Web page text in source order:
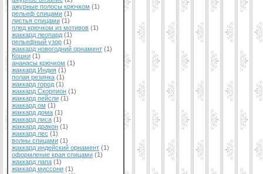
ажурные полосы крючком (1)
рельеф спицами (1)
листья спицами (1)
плед крючком из мотивов (1)
жаккард леопард (1)
рельефный узор (1)
жаккард новогодний орнамент (1)
Кошки (1)
ананасы крючком (1)
жаккард Индия (1)
полая резинка (1)
жаккард город (1)
жаккард Скорпион (1)
жаккард пейсли (1)
жаккард ом (1)
жаккард дома (1)
жаккард лиса (1)
жаккард дракон (1)
жаккард лес (1)
волны спицами (1)
жаккард индейский орнамент (1)
оформление края спицами (1)
жаккард лапа (1)
жаккард миссони (1)